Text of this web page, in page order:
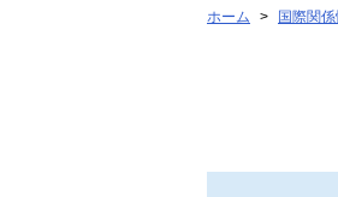
ホーム 国際関